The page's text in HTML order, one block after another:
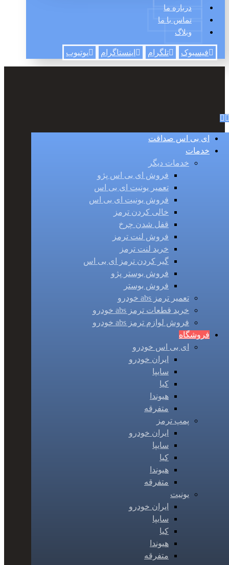
درباره ما
تماس با ما
وبلاگ
فیسبوک تلگرام اینستاگرام یوتیوب
ای بی اس صداقت
خدمات
خدمات دیگر
فروش ای بی اس پژو
تعمیر یونیت ای بی اس
فروش یونیت ای بی اس
خالی کردن ترمز
قفل شدن چرخ
فروش لنت ترمز
خرید لنت ترمز
گیر کردن ترمز ای بی اس
فروش بوستر پژو
فروش بوستر
تعمیر ترمز abs خودرو
خرید قطعات ترمز abs خودرو
فروش لوازم ترمز abs خودرو
فروشگاه
ای بی اس خودرو
ایران خودرو
سایپا
کیا
هیوندا
متفرقه
پمپ ترمز
ایران خودرو
سایپا
کیا
هیوندا
متفرقه
یونیت
ایران خودرو
سایپا
کیا
هیوندا
متفرقه